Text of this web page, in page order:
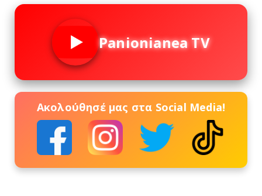
Panionianea TV
Ακολούθησέ μας στα Social Media!